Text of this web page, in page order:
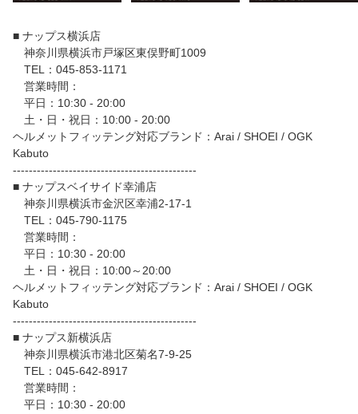
■ ナップス横浜店
神奈川県横浜市戸塚区東俣野町1009
TEL：045-853-1171
営業時間：
平日：10:30 - 20:00
土・日・祝日：10:00 - 20:00
ヘルメットフィッテング対応ブランド：Arai / SHOEI / OGK
Kabuto
----------------------------------------------
■ ナップスベイサイド幸浦店
神奈川県横浜市金沢区幸浦2-17-1
TEL：045-790-1175
営業時間：
平日：10:30 - 20:00
土・日・祝日：10:00～20:00
ヘルメットフィッテング対応ブランド：Arai / SHOEI / OGK
Kabuto
----------------------------------------------
■ ナップス新横浜店
神奈川県横浜市港北区菊名7-9-25
TEL：045-642-8917
営業時間：
平日：10:30 - 20:00